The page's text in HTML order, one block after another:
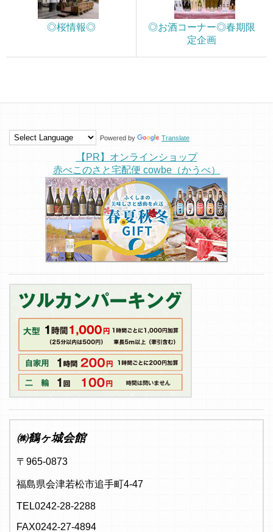
◎桜情報◎
◎お酒コーナー◎春期限
定企画
Powered by Translate
【PR】オンラインショップ
赤べこのさと宅配便 cowbe（かうべ）
㈱鶴ヶ城会館
〒965-0873
福島県会津若松市追手町4-47
TEL0242-28-2288
FAX0242-27-4894